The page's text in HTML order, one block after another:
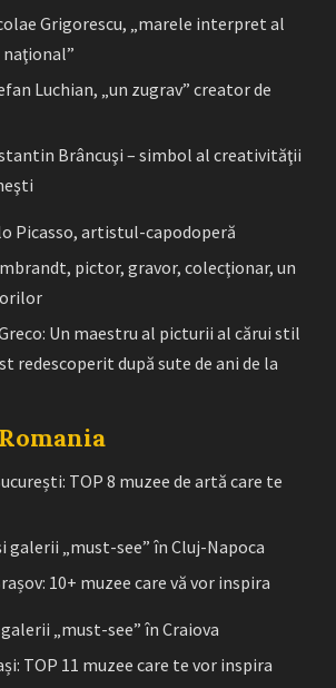
Grigorescu, „marele interpret al
Luchian, „un zugrav” creator de
Brâncuşi – simbol al creativităţii
Picasso, artistul-capodoperă
pictor, gravor, colecţionar, un
Un maestru al picturii al cărui stil
redescoperit după sute de ani de la
TOP 8 muzee de artă care te
galerii „must-see” în Cluj-Napoca
10+ muzee care vă vor inspira
„must-see” în Craiova
TOP 11 muzee care te vor inspira